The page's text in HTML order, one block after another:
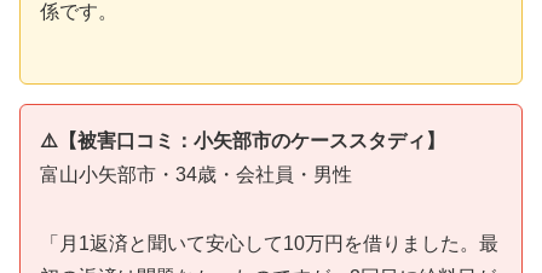
係です。
⚠️【被害口コミ：小矢部市のケーススタディ】
富山小矢部市・34歳・会社員・男性
「月1返済と聞いて安心して10万円を借りました。最